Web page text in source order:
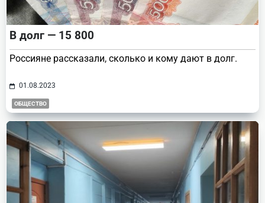
В долг — 15 800
Россияне рассказали, сколько и кому дают в долг.
01.08.2023
ОБЩЕСТВО